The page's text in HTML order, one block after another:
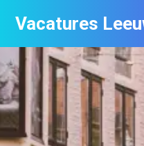
Vacatures
Vacatures per bedrijf
De populairste
Nieuwsbrief feed